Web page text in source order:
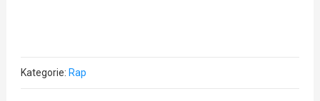
Kategorie: Rap